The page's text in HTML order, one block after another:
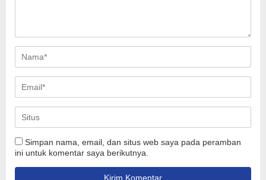
Simpan nama, email, dan situs web saya pada peramban
ini untuk komentar saya berikutnya.